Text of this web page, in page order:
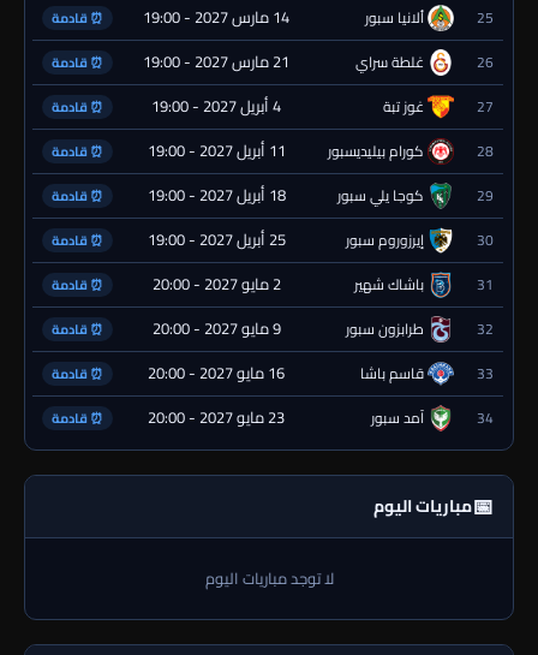
25 ألانيا سبور 14 مارس 2027 - 19:00 ⏰ قادمة
26 غلطة سراي 21 مارس 2027 - 19:00 ⏰ قادمة
27 غوز تبة 4 أبريل 2027 - 19:00 ⏰ قادمة
28 كورام بيليديسبور 11 أبريل 2027 - 19:00 ⏰ قادمة
29 كوجا يلي سبور 18 أبريل 2027 - 19:00 ⏰ قادمة
30 إيرزوروم سبور 25 أبريل 2027 - 19:00 ⏰ قادمة
31 باشاك شهير 2 مايو 2027 - 20:00 ⏰ قادمة
32 طرابزون سبور 9 مايو 2027 - 20:00 ⏰ قادمة
33 قاسم باشا 16 مايو 2027 - 20:00 ⏰ قادمة
34 آمد سبور 23 مايو 2027 - 20:00 ⏰ قادمة
📅مباريات اليوم
لا توجد مباريات اليوم